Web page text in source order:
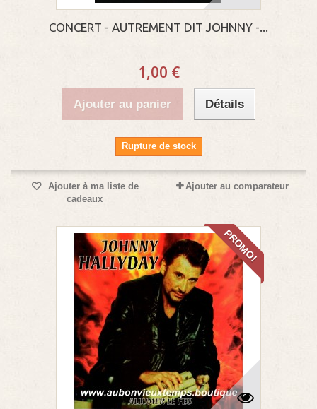
CONCERT - AUTREMENT DIT JOHNNY -...
1,00 €
Ajouter au panier Détails
Rupture de stock
Ajouter à ma liste de
cadeaux
Ajouter au comparateur
PROMO!